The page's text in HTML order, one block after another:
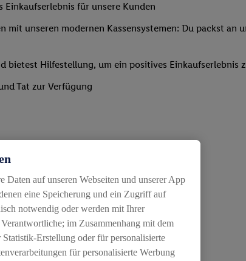
für unsere Kunden
unseren modernen Kassensystemen: Du packst an
bietest Hilfestellung, um ein positives Einkaufserlebnis
Tat zur Verfügung
Daten auf unseren Webseiten und unserer App
eine Speicherung und ein Zugriff auf
notwendig oder werden mit Ihrer
im Zusammenhang mit dem
Erstellung oder für personalisierte
für personalisierte Werbung